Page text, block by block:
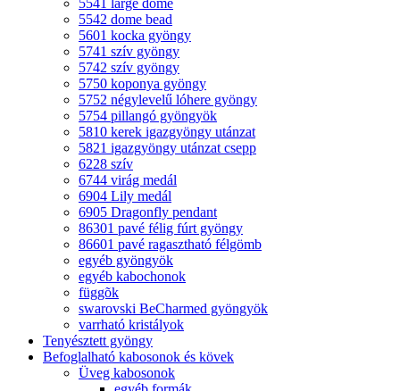
5541 large dome
5542 dome bead
5601 kocka gyöngy
5741 szív gyöngy
5742 szív gyöngy
5750 koponya gyöngy
5752 négylevelű lóhere gyöngy
5754 pillangó gyöngyök
5810 kerek igazgyöngy utánzat
5821 igazgyöngy utánzat csepp
6228 szív
6744 virág medál
6904 Lily medál
6905 Dragonfly pendant
86301 pavé félig fúrt gyöngy
86601 pavé ragasztható félgömb
egyéb gyöngyök
egyéb kabochonok
függõk
swarovski BeCharmed gyöngyök
varrható kristályok
Tenyésztett gyöngy
Befoglalható kabosonok és kövek
Üveg kabosonok